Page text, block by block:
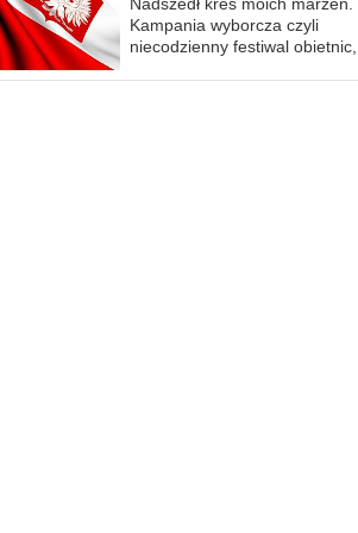
Kampania wyborcza czyli
niecodzienny festiwal obietnic,..